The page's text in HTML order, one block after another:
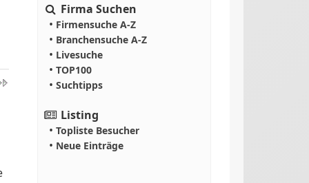
Firma Suchen
• Firmensuche A-Z
• Branchensuche A-Z
• Livesuche
• TOP100
• Suchtipps
Listing
• Topliste Besucher
• Neue Einträge